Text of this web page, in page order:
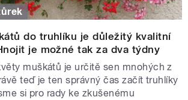
do truhlíku je důležitý kvalitní
je možné tak za dva týdny
muškátů je určitě sen mnohých z
teď je ten správný čas začít truhlíky
si pro rady ke zkušenému